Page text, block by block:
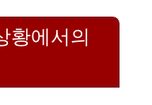
황에서의